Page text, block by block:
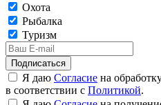
Охота
Рыбалка
Туризм
Подписаться
Я даю Согласие на
в соответствии с Политикой.